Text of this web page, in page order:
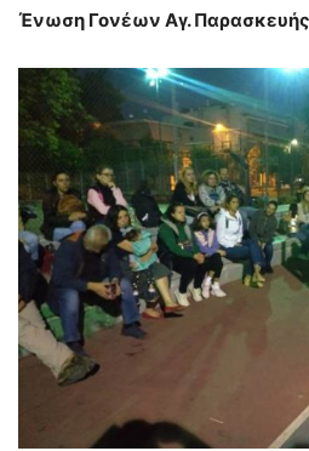
Ένωση Γονέων Αγ. Παρασκευής